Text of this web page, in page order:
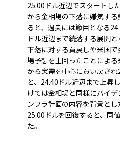
25.00ドル近辺でスタートし
から金相場の下落に嫌気す
ると、週央には節目となる
ドル近辺まで続落する展開
下落に対する買戻しや米国
場予想を上回ったことによ
から実需を中心に買い戻さ
と、24.40ドル近辺まで上昇
けては金相場と同様にバイ
ンフラ計画の内容を背景と
25.00ドルを回復すると、同
た。